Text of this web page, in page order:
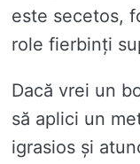
este secetos,
role fierbinți
Dacă vrei un
să aplici un
igrasios și